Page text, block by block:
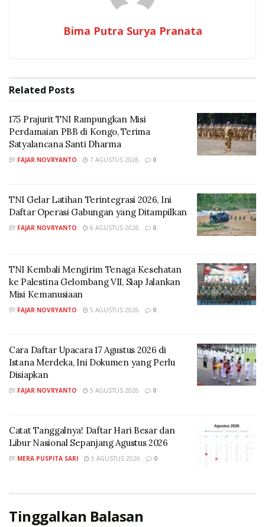
Bagi masyarakat yang tidak memiliki akses internet,
175 Prajurit TNI Rampungkan Misi Perdamaian PBB di
Kongo, Terima Satyalancana Santi Dharma
TNI Gelar Latihan Terintegrasi 2026, Ini Daftar
Tags: BPJS Kesehatan Jaminan sosial masyarkat
Bima Putra Surya Pranata
Related Posts
175 Prajurit TNI Rampungkan Misi
Perdamaian PBB di Kongo, Terima
Satyalancana Santi Dharma
BY FAJAR NOVRYANTO 7 AGUSTUS 2026 0
TNI Gelar Latihan Terintegrasi 2026, Ini
Daftar Operasi Gabungan yang Ditampilkan
BY FAJAR NOVRYANTO 6 AGUSTUS 2026 0
TNI Kembali Mengirim Tenaga Kesehatan
ke Palestina Gelombang VII, Siap Jalankan
Misi Kemanusiaan
BY FAJAR NOVRYANTO 5 AGUSTUS 2026 0
Cara Daftar Upacara 17 Agustus 2026 di
Istana Merdeka, Ini Dokumen yang Perlu
Disiapkan
BY FAJAR NOVRYANTO 5 AGUSTUS 2026 0
Catat Tanggalnya! Daftar Hari Besar dan
Libur Nasional Sepanjang Agustus 2026
BY MERA PUSPITA SARI 5 AGUSTUS 2026 0
Tinggalkan Balasan